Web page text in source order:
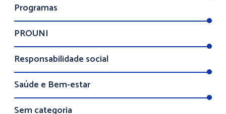
Programas
PROUNI
Responsabilidade social
Saúde e Bem-estar
Sem categoria